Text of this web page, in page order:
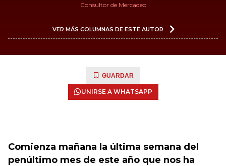
Consultor de Mercadeo
VER MÁS COLUMNAS DE ESTE AUTOR
GUARDAR
UNIRSE A WHATSAPP
Comienza mañana la última semana del
penúltimo mes de este año que nos ha